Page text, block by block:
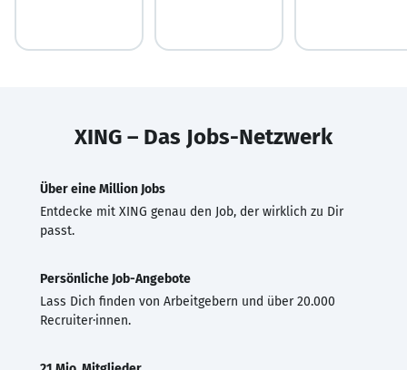
XING – Das Jobs-Netzwerk
Über eine Million Jobs
Entdecke mit XING genau den Job, der wirklich zu Dir
passt.
Persönliche Job-Angebote
Lass Dich finden von Arbeitgebern und über 20.000
Recruiter·innen.